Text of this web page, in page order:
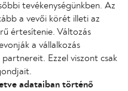
tevékenységünkben. Az
a vevői körét illeti az
értesítenie. Változás
a vállalkozás
Ezzel viszont csak
adataiban történő